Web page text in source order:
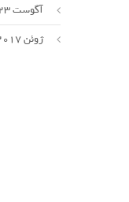
آگوست 2023
ژوئن 2017